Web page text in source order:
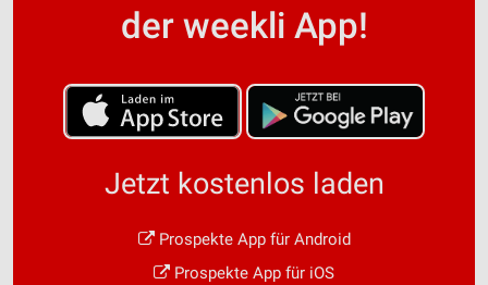
der weekli App!
Jetzt kostenlos laden
Prospekte App für Android
Prospekte App für iOS